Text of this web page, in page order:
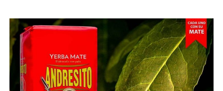
Fuente: